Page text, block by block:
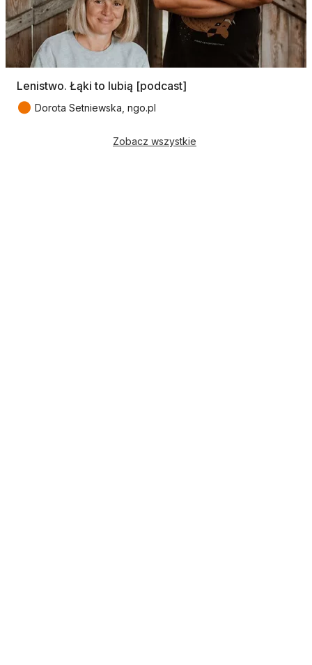
Lenistwo. Łąki to lubią [podcast]
● Dorota Setniewska, ngo.pl
Zobacz wszystkie